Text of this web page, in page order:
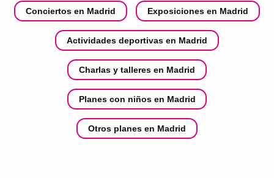
Conciertos en Madrid Exposiciones en Madrid
Actividades deportivas en Madrid
Charlas y talleres en Madrid
Planes con niños en Madrid
Otros planes en Madrid